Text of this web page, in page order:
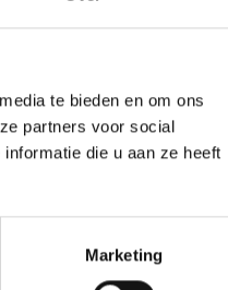
te bieden en om ons
partners voor social
die u aan ze heeft
Marketing